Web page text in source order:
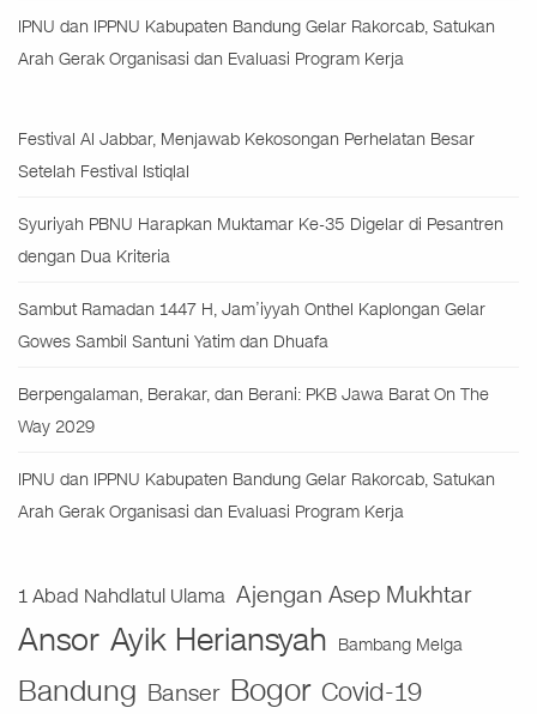
IPNU dan IPPNU Kabupaten Bandung Gelar Rakorcab, Satukan
Arah Gerak Organisasi dan Evaluasi Program Kerja
Festival Al Jabbar, Menjawab Kekosongan Perhelatan Besar
Setelah Festival Istiqlal
Syuriyah PBNU Harapkan Muktamar Ke-35 Digelar di Pesantren
dengan Dua Kriteria
Sambut Ramadan 1447 H, Jam’iyyah Onthel Kaplongan Gelar
Gowes Sambil Santuni Yatim dan Dhuafa
Berpengalaman, Berakar, dan Berani: PKB Jawa Barat On The
Way 2029
IPNU dan IPPNU Kabupaten Bandung Gelar Rakorcab, Satukan
Arah Gerak Organisasi dan Evaluasi Program Kerja
1 Abad Nahdlatul Ulama Ajengan Asep Mukhtar
Ansor Ayik Heriansyah Bambang Melga
Bandung Banser Bogor Covid-19